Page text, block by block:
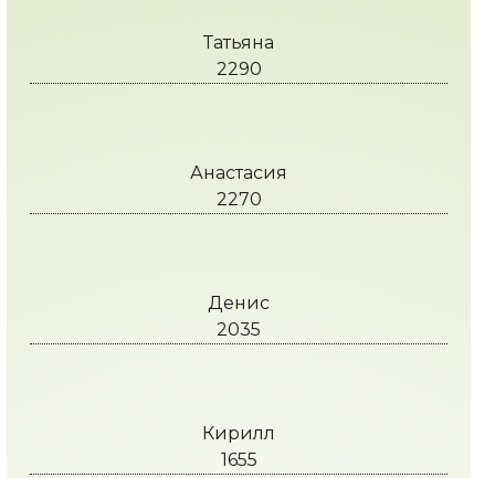
Татьяна
2290
Анастасия
2270
Денис
2035
Кирилл
1655